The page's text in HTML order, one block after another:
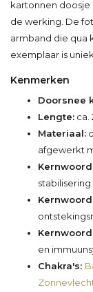
kartonnen doosje
de werking. De
armband die qua
exemplaar is uniek.
Kenmerken
Doorsnee
Lengte: ca.
Materiaal:
afgewerkt
stabilisering
en
Chakra's: